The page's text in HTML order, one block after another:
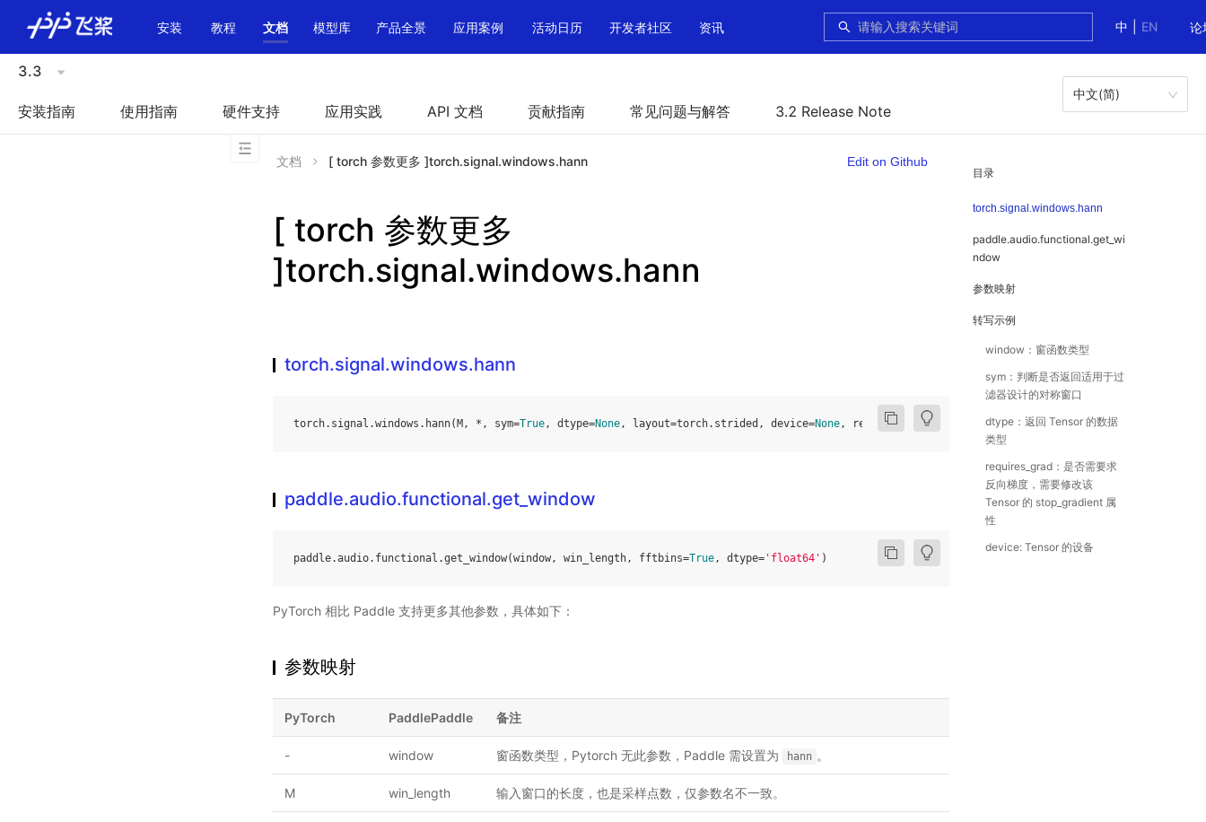
中
EN 论
安装 教程 文档 模型库 产品全景 应用案例 活动日历 开发者社区 资讯
3.3
安装指南 使用指南 硬件支持 应用实践 API 文档 贡献指南 常见问题与解答 3.2 Release Note
中文(简)
目录
torch.signal.windows.hann
paddle.audio.functional.get_wi
ndow
参数映射
转写示例
window：窗函数类型
sym：判断是否返回适用于过
滤器设计的对称窗口
dtype：返回 Tensor 的数据
类型
requires_grad：是否需要求
反向梯度，需要修改该
Tensor 的 stop_gradient 属
性
device: Tensor 的设备
文档 [ torch 参数更多 ]torch.signal.windows.hann Edit on Github
[ torch 参数更多
]torch.signal.windows.hann
torch.signal.windows.hann
torch. signal .windows . hann( M , * , sym=True, dtype=None, layout=torch. strided , device=None, requires_grad
paddle.audio.functional.get_window
paddle.audio. functional .get_window(window, win_length, fftbins=True, dtype= 'float64' )
PyTorch 相比 Paddle 支持更多其他参数，具体如下：
参数映射
PyTorch PaddlePaddle 备注
- window 窗函数类型，Pytorch 无此参数，Paddle 需设置为 hann 。
M win_length 输入窗口的长度，也是采样点数，仅参数名不一致。